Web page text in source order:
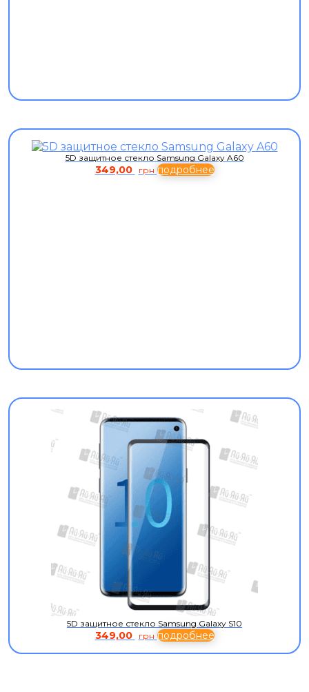
5D защитное стекло Samsung Galaxy A60
349,00 грн подробнее
5D защитное стекло Samsung Galaxy S10
349,00 грн подробнее